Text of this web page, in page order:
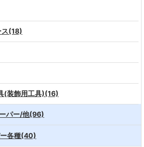
ス(18)
(装飾用工具)(16)
パー/他(96)
各種(40)